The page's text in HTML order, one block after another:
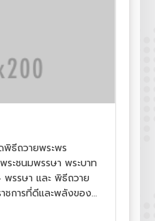
ธีถวายพระพร
ระชนมพรรษา พระบาท
พรรษา และ พิธีถวาย
ชการที่ดีและพลังของ